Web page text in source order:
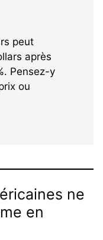
peut
après
Pensez-y
ou
ne
en